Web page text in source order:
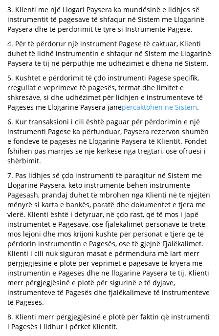
3. Klienti me një Llogari Paysera ka mundësinë e lidhjes së
instrumentit të pagesave të shfaqur në Sistem me Llogarinë
Paysera dhe të përdorimit të tyre si Instrumente Pagese.
4. Për të përdorur një instrument Pagese të caktuar, Klienti
duhet të lidhë instrumentin e shfaqur në Sistem me Llogarinë
Paysera të tij në përputhje me udhëzimet e dhëna në Sistem.
5. Kushtet e përdorimit të çdo instrumenti Pagese specifik,
rregullat e veprimeve të pagesës, termat dhe limitet e
shkresave, si dhe udhëzimet për lidhjen e instrumenteve të
Pagesës me Llogarinë Paysera janëpërcaktohen në Sistem.
6. Kur transaksioni i cili është paguar për përdorimin e një
instrumenti Pagese ka përfunduar, Paysera rezervon shumën
e fondeve të pagesës në Llogarinë Paysera të Klientit. Fondet
fshihen pas marrjes së një kërkese nga tregtari, ose ofruesi i
shërbimit.
7. Pas lidhjes së çdo instrumenti të paraqitur në Sistem me
Llogarinë Paysera, këto instrumente bëhen instrumente
Pagesash, prandaj duhet të mbrohen nga Klienti në të njëjtën
mënyrë si karta e bankës, paratë dhe dokumentet e tjera me
vlerë. Klienti është i detyruar, në çdo rast, që të mos i japë
instrumentet e Pagesave, ose fjalëkalimet personave të tretë,
mos lejoni dhe mos krijoni kushte për personat e tjerë që të
përdorin instrumentin e Pagesës, ose të gjejnë Fjalëkalimet.
Klienti i cili nuk siguron masat e përmendura më lart merr
përgjegjësinë e plotë për veprimet e pagesave të kryera me
instrumentin e Pagesës dhe në llogarinë Paysera të tij. Klienti
merr përgjegjësinë e plotë për sigurinë e të dyjave,
instrumenteve të Pagesës dhe fjalëkalimeve të instrumenteve
të Pagesës.
8. Klienti merr përgjegjësinë e plotë për faktin që instrumenti
i Pagesës i lidhur i përket Klientit.